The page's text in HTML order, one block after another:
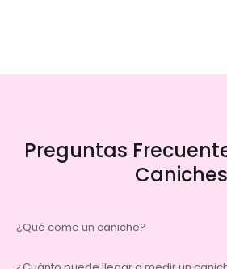
Preguntas
Caniches
¿Qué come un caniche?